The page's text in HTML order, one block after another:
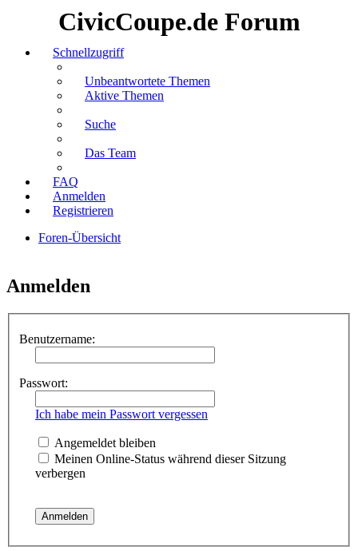
CivicCoupe.de Forum
Schnellzugriff
Unbeantwortete Themen
Aktive Themen
Suche
Das Team
FAQ
Anmelden
Registrieren
Foren-Übersicht
Anmelden
Benutzername:
Passwort:
Ich habe mein Passwort vergessen
Angemeldet bleiben
Meinen Online-Status während dieser Sitzung
verbergen